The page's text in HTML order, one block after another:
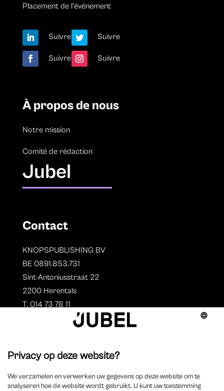
Placement de l’événement
Suivre Suivre
Suivre Suivre
À propos de nous
Notre mission
Comité de rédaction
Jubel
Contact
KNOPSPUBLISHING BV
BE 0891.853.731
Sint-Antoniusstraat 22
2200 Herentals
T. 014 73 78 11
Aperçu des auteurs
Devenir auteur ?